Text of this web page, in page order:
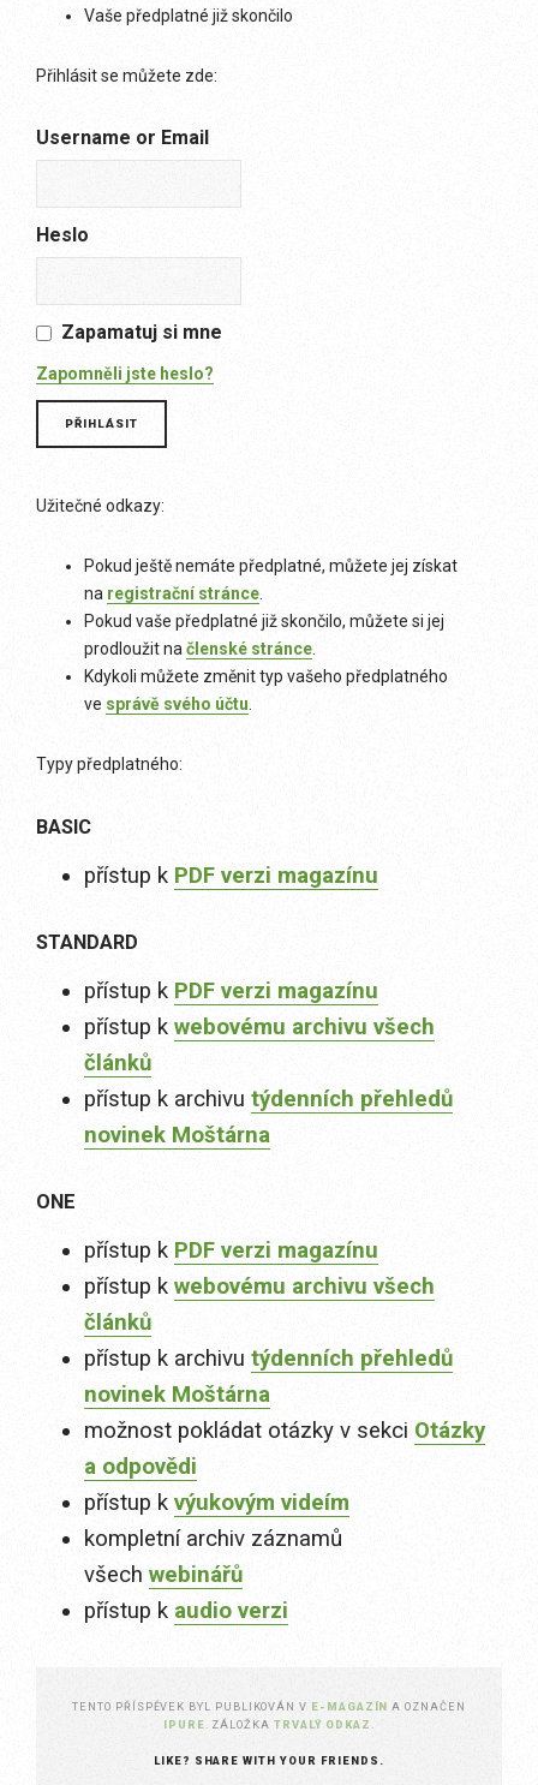
Vaše předplatné již skončilo
Přihlásit se můžete zde:
Username or Email
Heslo
Zapamatuj si mne
Zapomněli jste heslo?
Užitečné odkazy:
Pokud ještě nemáte předplatné, můžete jej získat
na registrační stránce.
Pokud vaše předplatné již skončilo, můžete si jej
prodloužit načlenské stránce.
Kdykoli můžete změnit typ vašeho předplatného
ve správě svého účtu.
Typy předplatného:
BASIC
přístup k PDF verzi magazínu
STANDARD
přístup k PDF verzi magazínu
přístup k webovému archivu všech
článků
přístup k archivu týdenních přehledů
novinek Moštárna
ONE
přístup k PDF verzi magazínu
přístup k webovému archivu všech
článků
přístup k archivu týdenních přehledů
novinek Moštárna
možnost pokládat otázky v sekci Otázky
a odpovědi
přístup k výukovým videím
kompletní archiv záznamů
všech webinářů
přístup k audio verzi
TENTO PŘÍSPĚVEK BYL PUBLIKOVÁN V E-MAGAZÍN A OZNAČEN
IPURE. ZÁLOŽKA TRVALÝ ODKAZ .
LIKE? SHARE WITH YOUR FRIENDS.